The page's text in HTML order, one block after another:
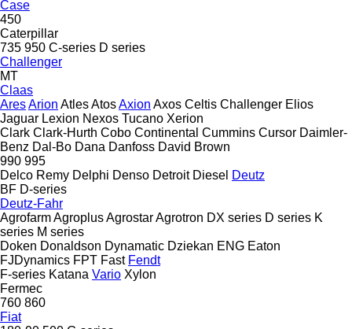
Case
450
Caterpillar
735 950 C-series D series
Challenger
MT
Claas
AresArion AtlesAtosAxion Axos Celtis Challenger Elios
Jaguar Lexion Nexos Tucano Xerion
Clark Clark-Hurth Cobo Continental Cummins Cursor Daimler-
Benz Dal-Bo Dana Danfoss David Brown
990 995
Delco Remy Delphi Denso Detroit Diesel Deutz
BF D-series
Deutz-Fahr
AgrofarmAgroplusAgrostarAgrotron DX series D series K
series M series
Doken Donaldson Dynamatic Dziekan ENG Eaton
FJDynamics FPT Fast Fendt
F-series Katana Vario Xylon
Fermec
760 860
Fiat